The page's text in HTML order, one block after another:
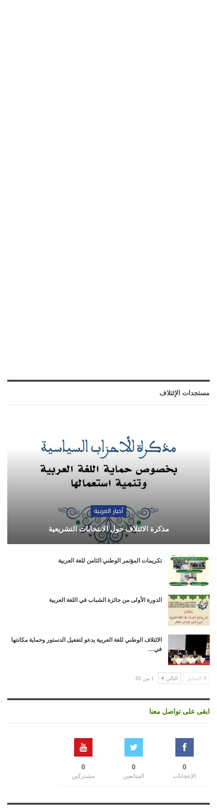
مستجدات الإئتلاف
أخبار العربية
مذكرة الائتلاف حول الانتخابات التشريعية
تكريمات المؤتمر الوطني الثامن للغة العربية
الدورة الأولى من جائزة الشباب في اللغة العربية
الائتلاف الوطني للغة العربية يدعو لتفعيل الدستور وحماية مكانتها
في…
السابق التالي 1 من 80
ابقى على تواصل معنا
0
الإعجابات
0
المتابعين
0
مشتركين